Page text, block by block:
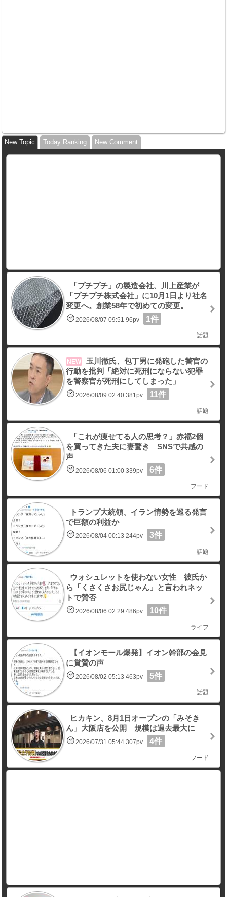
New Topic Today Ranking New Comment
「プチプチ」の製造会社、川上産業が
「プチプチ株式会社」に10月1日より社名
変更へ。創業58年で初めての変更。
2026/08/07 09:51 96pv 1件
話題
NEW
玉川徹氏、包丁男に発砲した警官の
行動を批判「絶対に死刑にならない犯罪
を警察官が死刑にしてしまった」
2026/08/09 02:40 381pv 11件
話題
「これが痩せてる人の思考？」赤福2個
を買ってきた夫に妻驚き SNSで共感の
声
2026/08/06 01:00 339pv 6件
フード
トランプ大統領、イラン情勢を巡る発言
で巨額の利益か
2026/08/04 00:13 244pv 3件
話題
ウォシュレットを使わない女性 彼氏か
ら「くさくさお尻じゃん」と言われネッ
トで賛否
2026/08/06 02:29 486pv 10件
ライフ
【イオンモール爆発】イオン幹部の会見
に賞賛の声
2026/08/02 05:13 463pv 5件
話題
ヒカキン、8月1日オープンの「みそき
ん」大阪店を公開 規模は過去最大に
2026/07/31 05:44 307pv 4件
フード